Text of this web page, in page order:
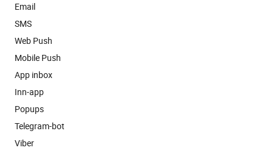
Email
SMS
Web Push
Mobile Push
App inbox
Inn-app
Popups
Telegram-bot
Viber